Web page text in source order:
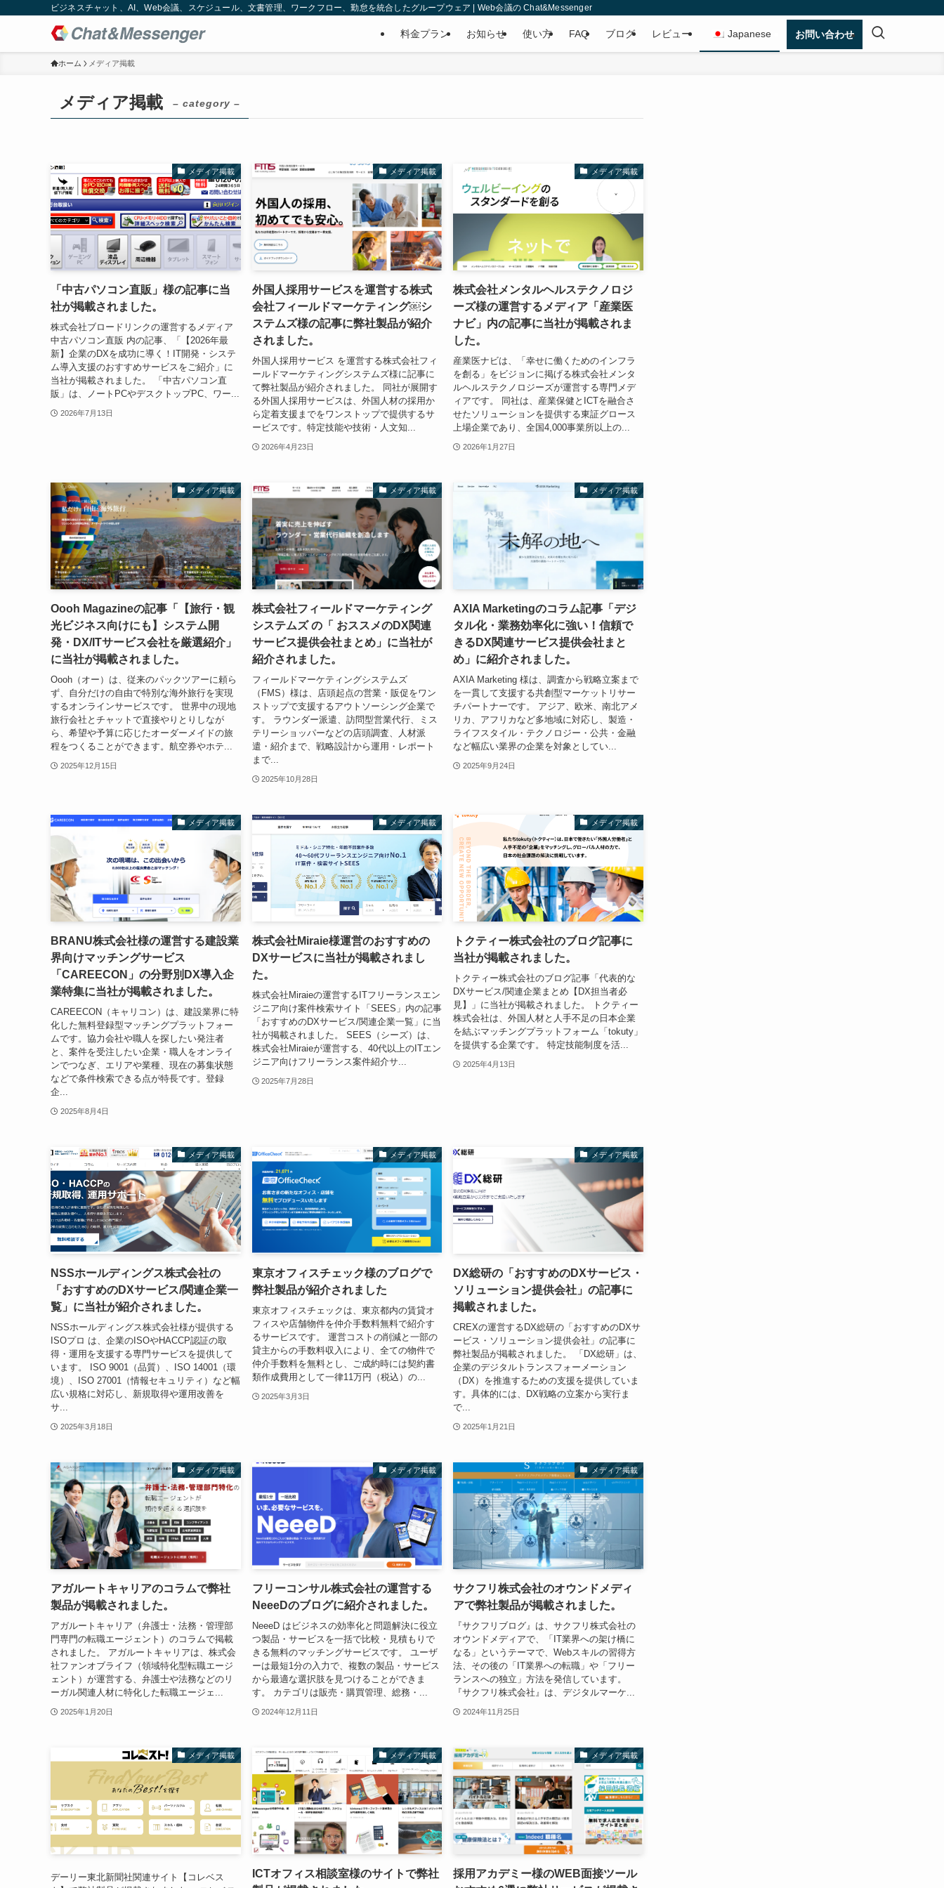
ビジネスチャット、AI、Web会議、スケジュール、文書管理、ワークフロー、勤怠を統合したグループウェア | Web会議の Chat&Messenger
料金プラン お知らせ 使い方 FAQ ブログ レビュー Japanese お問い合わせ
ホーム メディア掲載
メディア掲載 – category –
メディア掲載
「中古パソコン直販」様の記事に当
社が掲載されました。
株式会社ブロードリンクの運営するメディア
中古パソコン直販 内の記事、「【2026年最
新】企業のDXを成功に導く！IT開発・システ
ム導入支援のおすすめサービスをご紹介」に
当社が掲載されました。 「中古パソコン直
販」は、ノートPCやデスクトップPC、ワー...
2026年7月13日
メディア掲載
外国人採用サービスを運営する株式
会社フィールドマーケティング￼シ
ステムズ様の記事に弊社製品が紹介
されました。
外国人採用サービス を運営する株式会社フィ
ールドマーケティングシステムズ様に記事に
て弊社製品が紹介されました。 同社が展開す
る外国人採用サービスは、外国人材の採用か
ら定着支援までをワンストップで提供するサ
ービスです。特定技能や技術・人文知...
2026年4月23日
メディア掲載
株式会社メンタルヘルステクノロジ
ーズ様の運営するメディア「産業医
ナビ」内の記事に当社が掲載されま
した。
産業医ナビは、「幸せに働くためのインフラ
を創る」をビジョンに掲げる株式会社メンタ
ルヘルステクノロジーズが運営する専門メデ
ィアです。 同社は、産業保健とICTを融合さ
せたソリューションを提供する東証グロース
上場企業であり、全国4,000事業所以上の...
2026年1月27日
メディア掲載
Oooh Magazineの記事「【旅行・観
光ビジネス向けにも】システム開
発・DX/ITサービス会社を厳選紹介」
に当社が掲載されました。
Oooh（オー）は、従来のパックツアーに頼ら
ず、自分だけの自由で特別な海外旅行を実現
するオンラインサービスです。 世界中の現地
旅行会社とチャットで直接やりとりしなが
ら、希望や予算に応じたオーダーメイドの旅
程をつくることができます。航空券やホテ...
2025年12月15日
メディア掲載
株式会社フィールドマーケティング
システムズ の「 おススメのDX関連
サービス提供会社まとめ」に当社が
紹介されました。
フィールドマーケティングシステムズ
（FMS）様は、店頭起点の営業・販促をワン
ストップで支援するアウトソーシング企業で
す。 ラウンダー派遣、訪問型営業代行、ミス
テリーショッパーなどの店頭調査、人材派
遣・紹介まで、戦略設計から運用・レポート
まで...
2025年10月28日
メディア掲載
AXIA Marketingのコラム記事「デジ
タル化・業務効率化に強い！信頼で
きるDX関連サービス提供会社まと
め」に紹介されました。
AXIA Marketing 様は、調査から戦略立案まで
を一貫して支援する共創型マーケットリサー
チパートナーです。 アジア、欧米、南北アメ
リカ、アフリカなど多地域に対応し、製造・
ライフスタイル・テクノロジー・公共・金融
など幅広い業界の企業を対象としてい...
2025年9月24日
メディア掲載
BRANU株式会社様の運営する建設業
界向けマッチングサービス
「CAREECON」の分野別DX導入企
業特集に当社が掲載されました。
CAREECON（キャリコン）は、建設業界に特
化した無料登録型マッチングプラットフォー
ムです。協力会社や職人を探したい発注者
と、案件を受注したい企業・職人をオンライ
ンでつなぎ、エリアや業種、現在の募集状態
などで条件検索できる点が特長です。登録
企...
2025年8月4日
メディア掲載
株式会社Miraie様運営のおすすめの
DXサービスに当社が掲載されまし
た。
株式会社Miraieの運営するITフリーランスエン
ジニア向け案件検索サイト「SEES」内の記事
「おすすめのDXサービス/関連企業一覧」に当
社が掲載されました。 SEES（シーズ）は、
株式会社Miraieが運営する、40代以上のITエン
ジニア向けフリーランス案件紹介サ...
2025年7月28日
メディア掲載
トクティー株式会社のブログ記事に
当社が掲載されました。
トクティー株式会社のブログ記事「代表的な
DXサービス/関連企業まとめ【DX担当者必
見】」に当社が掲載されました。 トクティー
株式会社は、外国人材と人手不足の日本企業
を結ぶマッチングプラットフォーム「tokuty」
を提供する企業です。 特定技能制度を活...
2025年4月13日
メディア掲載
NSSホールディングス株式会社の
「おすすめのDXサービス/関連企業一
覧」に当社が紹介されました。
NSSホールディングス株式会社様が提供する
ISOプロ は、企業のISOやHACCP認証の取
得・運用を支援する専門サービスを提供して
います。 ISO 9001（品質）、ISO 14001（環
境）、ISO 27001（情報セキュリティ）など幅
広い規格に対応し、新規取得や運用改善を
サ...
2025年3月18日
メディア掲載
東京オフィスチェック様のブログで
弊社製品が紹介されました
東京オフィスチェックは、東京都内の賃貸オ
フィスや店舗物件を仲介手数料無料で紹介す
るサービスです。 運営コストの削減と一部の
貸主からの手数料収入により、全ての物件で
仲介手数料を無料とし、ご成約時には契約書
類作成費用として一律11万円（税込）の...
2025年3月3日
メディア掲載
DX総研の「おすすめのDXサービス・
ソリューション提供会社」の記事に
掲載されました。
CREXの運営するDX総研の「おすすめのDXサ
ービス・ソリューション提供会社」の記事に
弊社製品が掲載されました。 「DX総研」は、
企業のデジタルトランスフォーメーション
（DX）を推進するための支援を提供していま
す。具体的には、DX戦略の立案から実行ま
で...
2025年1月21日
メディア掲載
アガルートキャリアのコラムで弊社
製品が掲載されました。
アガルートキャリア（弁護士・法務・管理部
門専門の転職エージェント）のコラムで掲載
されました。 アガルートキャリアは、株式会
社ファンオブライフ（領域特化型転職エージ
ェント）が運営する、弁護士や法務などのリ
ーガル関連人材に特化した転職エージェ...
2025年1月20日
メディア掲載
フリーコンサル株式会社の運営する
NeeeDのブログに紹介されました。
NeeeD はビジネスの効率化と問題解決に役立
つ製品・サービスを一括で比較・見積もりで
きる無料のマッチングサービスです。 ユーザ
ーは最短1分の入力で、複数の製品・サービス
から最適な選択肢を見つけることができま
す。 カテゴリは販売・購買管理、総務・...
2024年12月11日
メディア掲載
サクフリ株式会社のオウンドメディ
アで弊社製品が掲載されました。
『サクフリブログ』は、サクフリ株式会社の
オウンドメディアで、「IT業界への架け橋に
なる」というテーマで、Webスキルの習得方
法、その後の「IT業界への転職」や「フリー
ランスへの独立」方法を発信しています。
『サクフリ株式会社』は、デジタルマーケ...
2024年11月25日
メディア掲載
デーリー東北新聞社関連サイト【コレベス
メディア掲載
ICTオフィス相談室様のサイトで弊社
メディア掲載
採用アカデミー様のWEB面接ツール